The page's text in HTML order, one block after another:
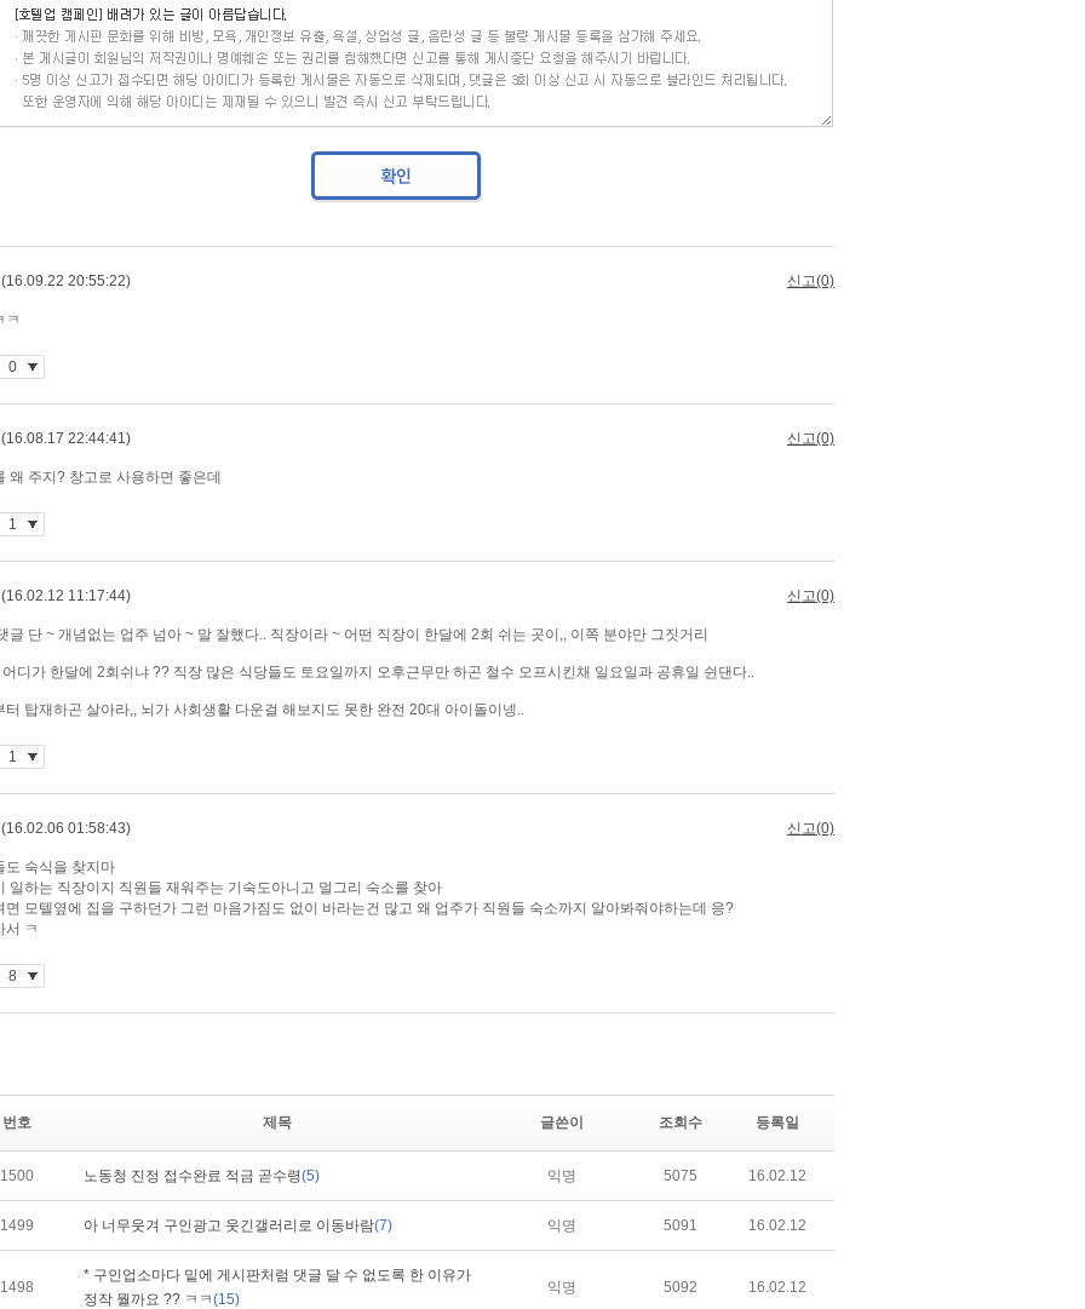
번호 제목 글쓴이 조회수 등록일
1500 노동청 진정 접수완료 적금 곧수령(5) 익명 5075 16.02.12
1499 아 너무웃겨 구인광고 웃긴갤러리로 이동바람(7) 익명 5091 16.02.12
1498
* 구인업소마다 밑에 게시판처럼 댓글 달 수 없도록 한 이유가
정작 뭘까요 ?? ㅋㅋ(15)
익명 5092 16.02.12